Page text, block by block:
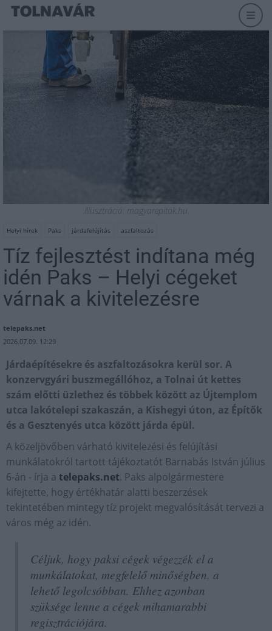
Illusztráció: magyarepitok.hu
Helyi hírek Paks járdafelújítás aszfaltozás
Tíz fejlesztést indítana még
idén Paks – Helyi cégeket
várnak a kivitelezésre
telepaks.net
2026.07.09. 12:29
Járdaépítésekre és aszfaltozásokra kerül sor. A
konzervgyári buszmegállóhoz, a Tolnai út kettes
szám előtti üzlethez és többek között az Újtemplom
utca lakótelepi szakaszán, a Kishegyi úton, az Építők
és a Gesztenyés utca között járda épül.
A közeljövőben várható kivitelezési és felújítási
munkálatokról tartott tájékoztatót Barnabás István július
6-án - írja a telepaks.net. Paks alpolgármestere
kifejtette, hogy értékhatár alatti beszerzések
tekintetében mintegy tíz projekt megvalósítását tervezi a
város még az idén.
Céljuk, hogy paksi cégek végezzék el a
munkálatokat, megfelelő minőségben, a
lehető legolcsóbban. Ehhez azonban
szüksége lenne a cégek mihamarabbi
regisztrációjára.